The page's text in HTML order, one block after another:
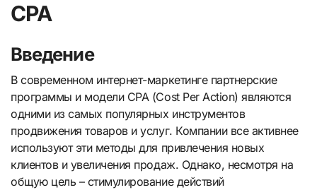
CPA
Введение
В современном интернет-маркетинге партнерские
программы и модели CPA (Cost Per Action) являются
одними из самых популярных инструментов
продвижения товаров и услуг. Компании все активнее
используют эти методы для привлечения новых
клиентов и увеличения продаж. Однако, несмотря на
общую цель – стимулирование действий